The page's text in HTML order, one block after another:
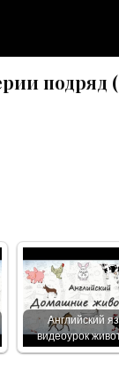
подряд
Английский
видеоурок